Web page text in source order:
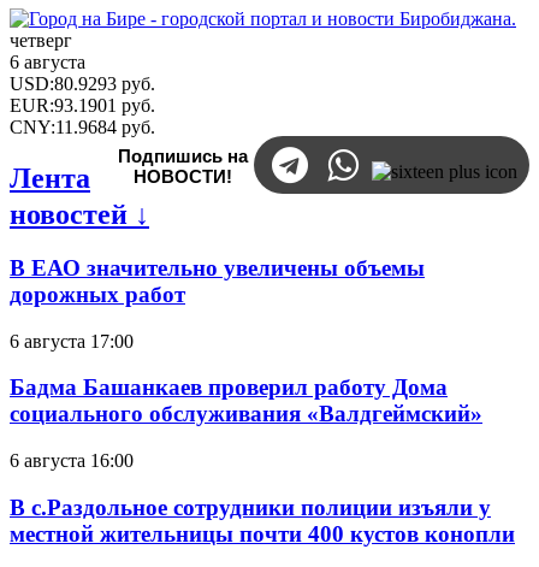
четверг
6 августа
USD:80.9293 руб.
EUR:93.1901 руб.
CNY:11.9684 руб.
Подпишись на
НОВОСТИ!
Лента
новостей ↓
В ЕАО значительно увеличены объемы
дорожных работ
6 августа 17:00
Бадма Башанкаев проверил работу Дома
социального обслуживания «Валдгеймский»
6 августа 16:00
В с.Раздольное сотрудники полиции изъяли у
местной жительницы почти 400 кустов конопли